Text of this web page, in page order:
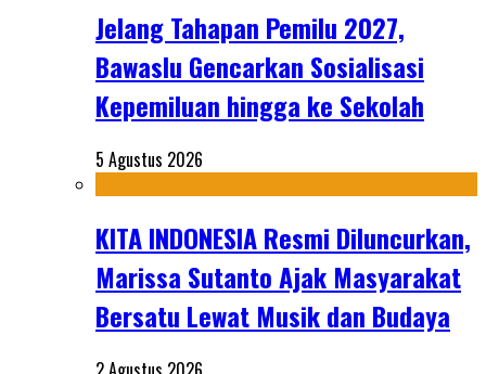
Jelang Tahapan Pemilu 2027,
Bawaslu Gencarkan Sosialisasi
Kepemiluan hingga ke Sekolah
5 Agustus 2026
KITA INDONESIA Resmi Diluncurkan,
Marissa Sutanto Ajak Masyarakat
Bersatu Lewat Musik dan Budaya